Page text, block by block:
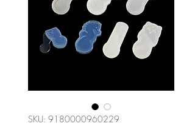
SKU: 9180000960229